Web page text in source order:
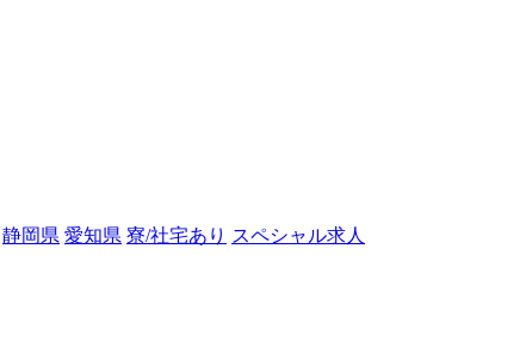
静岡県 愛知県 寮/社宅あり スペシャル求人